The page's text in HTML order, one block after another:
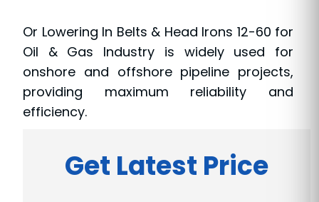
Or Lowering In Belts & Head Irons 12-60 for
Oil & Gas Industry is widely used for
onshore and offshore pipeline projects,
providing maximum reliability and
efficiency.
Get Latest Price